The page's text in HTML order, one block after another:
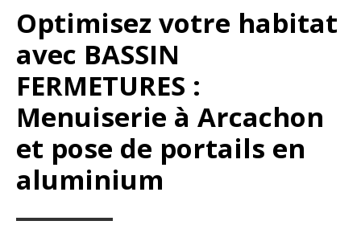
Optimisez votre habitat
avec BASSIN
FERMETURES :
Menuiserie à Arcachon
et pose de portails en
aluminium